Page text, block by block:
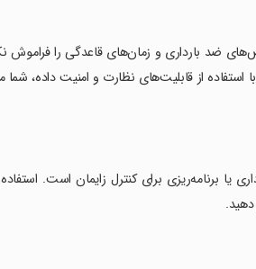
ضد بارداری و زمان‌های قاعدگی را فراموش
از قابلیت‌های نظارت و امنیت داده، شما
یا برنامه‌ریزی برای کنترل زایمان است. استفاده
دهید.